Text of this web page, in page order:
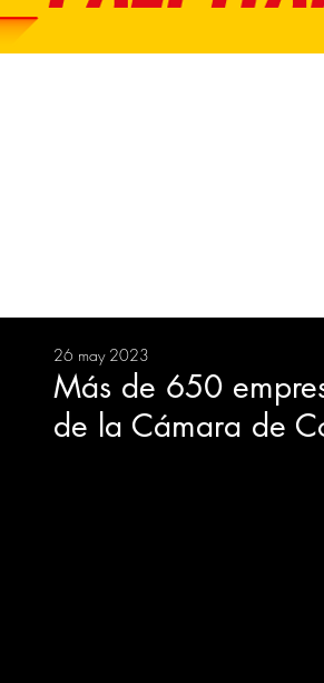
BIENESTAR EVENTOS
Más de 650
de la Cámara de
26 may 2023